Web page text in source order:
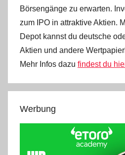
Börsengänge zu erwarten.
zum IPO in attraktive Aktien.
Depot kannst du deutsche
Aktien und andere
Mehr Infos dazu findest du
Werbung